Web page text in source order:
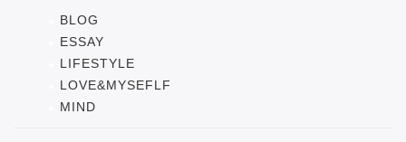
BLOG
ESSAY
LIFESTYLE
LOVE&MYSEFLF
MIND